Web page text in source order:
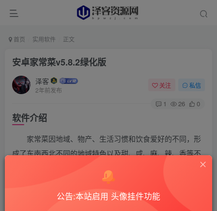
首页 实用软件 正文
安卓家常菜v5.8.2绿化版
泽客
2年前发布
关注 私信
1 26 0
软件介绍
家常菜因地域、物产、生活习惯和饮食爱好的不同，形
成了东南西北不同的地域特色以及甜、咸、麻、辣、香等不
公告:本站启用 头像挂件功能